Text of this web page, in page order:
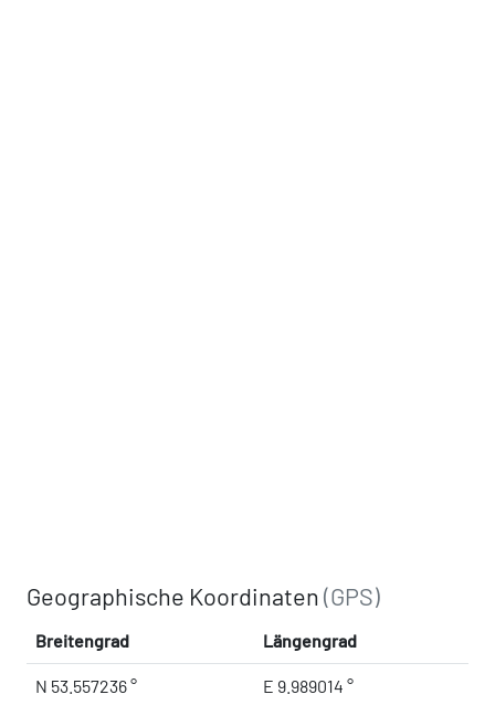
Geographische Koordinaten(GPS)
Breitengrad Längengrad
N 53.557236 ° E 9.989014 °